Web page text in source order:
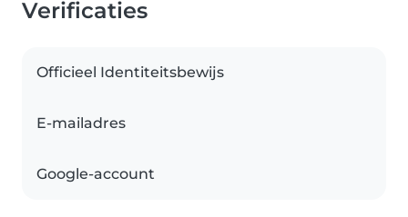
Verificaties
Officieel Identiteitsbewijs
E-mailadres
Google-account